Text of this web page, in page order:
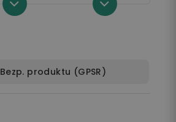
Bezp. produktu (GPSR)